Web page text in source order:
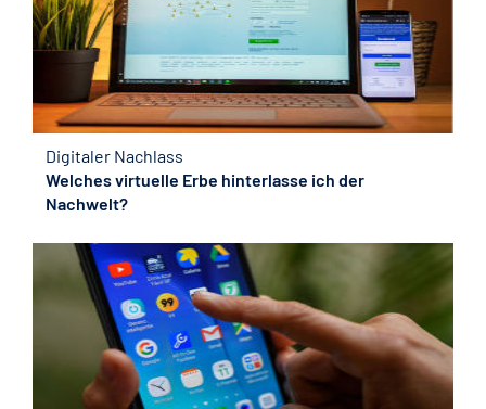
Digitaler Nachlass
Welches virtuelle Erbe hinterlasse ich der
Nachwelt?